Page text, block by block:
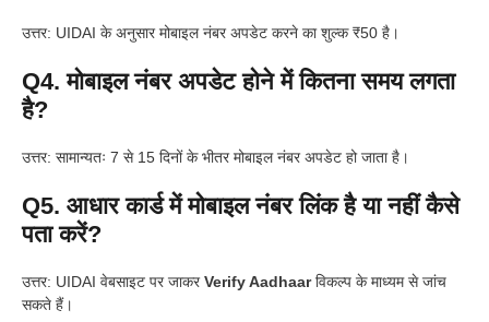
उत्तर: UIDAI के अनुसार मोबाइल नंबर अपडेट करने का शुल्क ₹50 है।
Q4. मोबाइल नंबर अपडेट होने में कितना समय लगता
है?
उत्तर: सामान्यतः 7 से 15 दिनों के भीतर मोबाइल नंबर अपडेट हो जाता है।
Q5. आधार कार्ड में मोबाइल नंबर लिंक है या नहीं कैसे
पता करें?
उत्तर: UIDAI वेबसाइट पर जाकरVerify Aadhaarविकल्प के माध्यम से जांच
सकते हैं।